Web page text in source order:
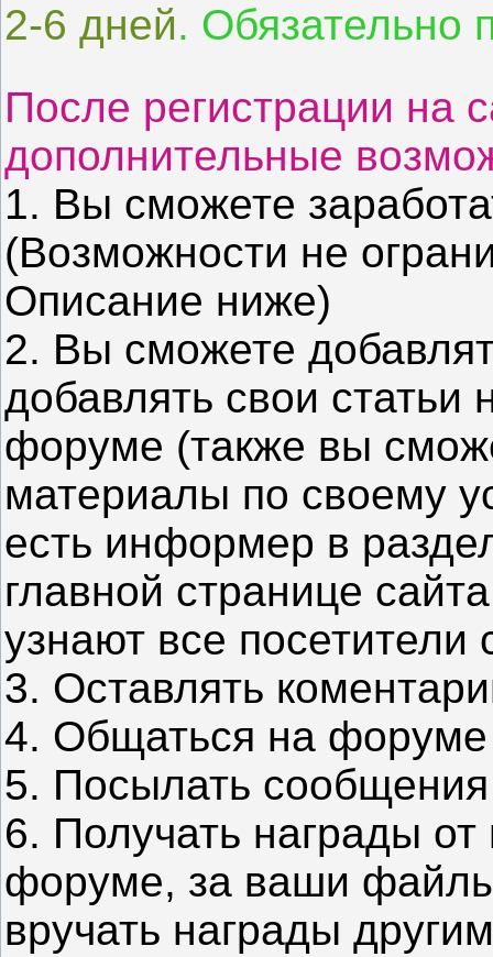
2-6 дней. Обязательно
После регистрации на
дополнительные
1. Вы сможете
(Возможности не
Описание ниже)
2. Вы сможете
добавлять свои статьи
форуме (также вы
материалы по своему
есть информер в
главной странице
узнают все посетители
3. Оставлять
4. Общаться на форуме
5. Посылать
6. Получать награды
форуме, за ваши
вручать награды